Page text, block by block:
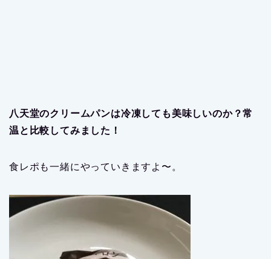
八天堂のクリームパンは冷凍しても美味しいのか？常
温と比較してみました！
食レポも一緒にやっていきますよ〜。